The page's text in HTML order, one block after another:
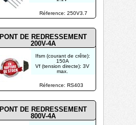
Réference: 250V3.7
Réference: RS403
PONT DE REDRESSEMENT
200V-4A
Ifsm (courant de crête):
150A
Vf (tension directe): 3V
max.
Ir (courant inverse):
10µA
PONT DE REDRESSEMENT
800V-4A